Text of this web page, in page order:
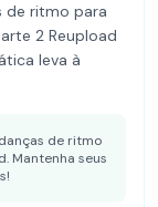
de ritmo para
2 Reupload
leva à
de ritmo
Mantenha seus